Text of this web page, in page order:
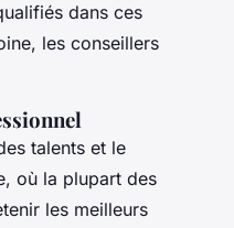
dans ces
les conseillers
talents et le
où la plupart des
les meilleurs